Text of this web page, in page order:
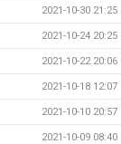
2021-10-30 21:25
2021-10-24 20:25
2021-10-22 20:06
2021-10-18 12:07
2021-10-10 20:57
2021-10-09 08:40